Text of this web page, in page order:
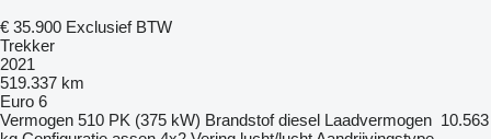
€ 35.900 Exclusief BTW
Trekker
2021
519.337 km
Euro 6
Vermogen 510 PK (375 kW) Brandstof diesel Laadvermogen 10.563